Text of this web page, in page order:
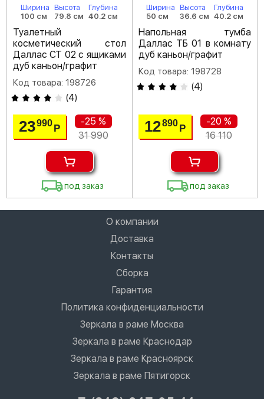
Ширина
100 см
Высота
79.8 см
Глубина
40.2 см
Туалетный
косметический стол
Даллас СТ 02 с ящиками
дуб каньон/графит
Код товара: 198726
(4)
23990Р
-25 %
31 990
под заказ
Ширина
50 см
Высота
36.6 см
Глубина
40.2 см
Напольная тумба
Даллас ТБ 01 в комнату
дуб каньон/графит
Код товара: 198728
(4)
12890 Р
-20 %
16 110
под заказ
О компании
Доставка
Контакты
Сборка
Гарантия
Политика конфиденциальности
Зеркала в раме Москва
Зеркала в раме Краснодар
Зеркала в раме Красноярск
Зеркала в раме Пятигорск